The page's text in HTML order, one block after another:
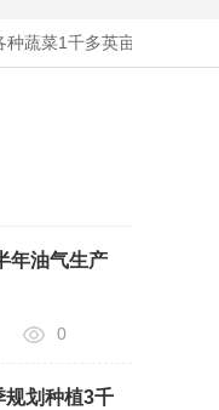
菜1千多英亩
年油气生产
0
规划种植3千